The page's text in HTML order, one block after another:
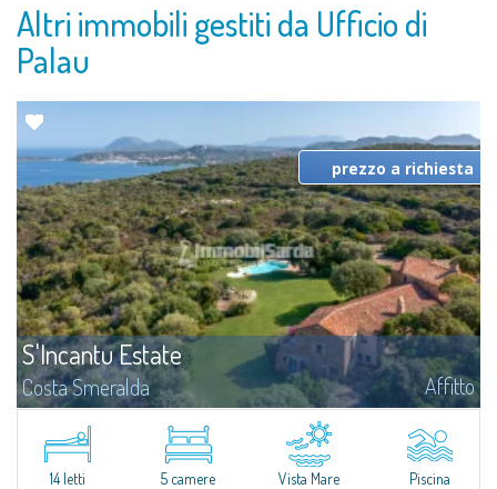
Altri immobili gestiti da Ufficio di
Palau
S'Incantu Estate
Costa Smeralda Affitto
S'Incantu Estate gode di una posizione privilegiata alle porte della Costa
Smeralda, ideale per chi desidera la comodità di una location strategia
senza rinunciare ad avere i migliori servizi sempre a portata di mano...
prezzo a richiesta
14 letti 5 camere Vista Mare Piscina